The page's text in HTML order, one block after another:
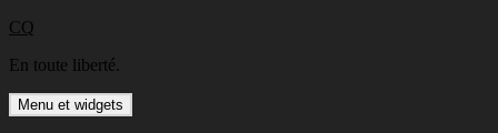
Aller
contenu
CQ
En toute liberté.
Menu et widgets